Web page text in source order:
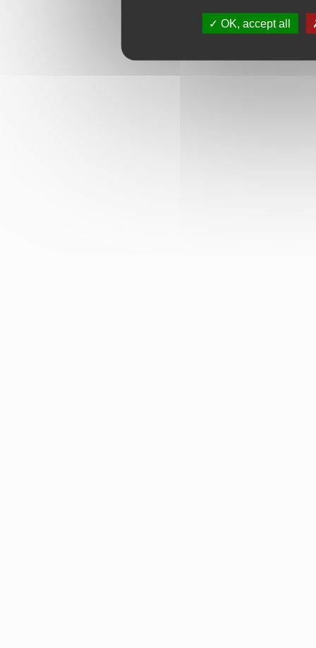
OK, accept all